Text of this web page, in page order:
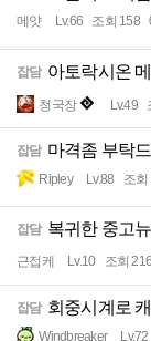
메얏 Lv.66 조회 158
잡담 아토락시온
청국장 Lv.49
잡담 마격좀 부탁
Ripley Lv.88 조회
잡담 복귀한 중고
근접케 Lv.10 조회 216
잡담 회중시계로
Windbreaker Lv.72